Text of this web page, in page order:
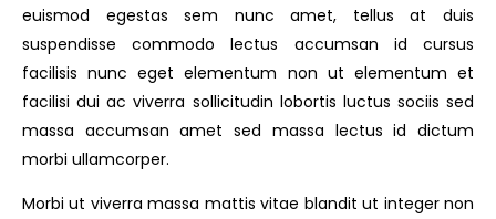
euismod egestas sem nunc amet, tellus at duis
suspendisse commodo lectus accumsan id cursus
facilisis nunc eget elementum non ut elementum et
facilisi dui ac viverra sollicitudin lobortis luctus sociis sed
massa accumsan amet sed massa lectus id dictum
morbi ullamcorper.
Morbi ut viverra massa mattis vitae blandit ut integer non